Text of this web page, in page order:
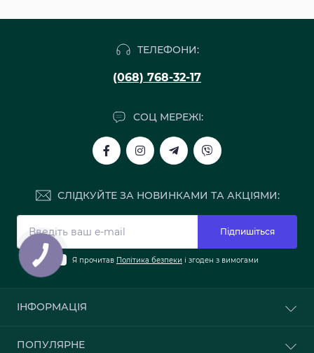
ТЕЛЕФОНИ:
(068) 768-32-17
СОЦ МЕРЕЖІ:
СЛІДКУЙТЕ ЗА НОВИНКАМИ ТА АКЦІЯМИ:
Підпишіться
Я прочитав Політика безпеки і згоден з вимогами
ІНФОРМАЦІЯ
ПОПУЛЯРНЕ